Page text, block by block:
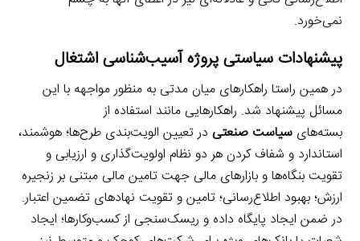
نمی‌خورد.
پیشنهادات سیاستی پروژه آسیب‌شناسی اشتغال
در همین راستا راهکارهای میان مدتی به منظور مواجهه با این
مسائل پیشنهاد شد. راهکارهایی مانند استفاده از
بسته‌هایسیاست صنعتی در تعیین الویت‌بندی طرح‌ها؛ هوشمند،
استاندارد و شفاف کردن هر دو نظام اولویت‌گذاری و ارزیابی و
تقویت بنگاه‌ها و بازارهای مالی جهت تامین مالی مبتنی بر زنجیره
ارزش؛ بهبود اطلاع‌رسانی؛ تامین و تقویت نهادهای تضمین اعتبار.
در ضمن ایجاد پایگاه داده و ریسک‌سنجی از کسب‌وکارها؛ ایجاد